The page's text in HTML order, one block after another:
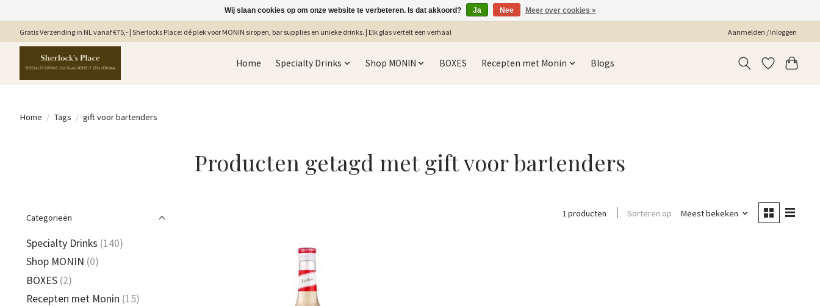
Gratis Verzending in NL vanaf €75,- | Sherlocks Place: dé plek voor MONIN siropen, bar supplies en unieke drinks. | Elk glas vertelt een verhaal Aanmelden / Inloggen
Home Specialty Drinks Shop MONIN BOXES Recepten met Monin Blogs
Home / Tags / gift voor bartenders
Producten getagd met gift voor bartenders
Categorieën
Specialty Drinks (140)
Shop MONIN (0)
BOXES (2)
Recepten met Monin (15)
1 producten Sorteren op Meest bekeken
Wij slaan cookies op om onze website te verbeteren. Is dat akkoord? Ja Nee Meer over cookies »